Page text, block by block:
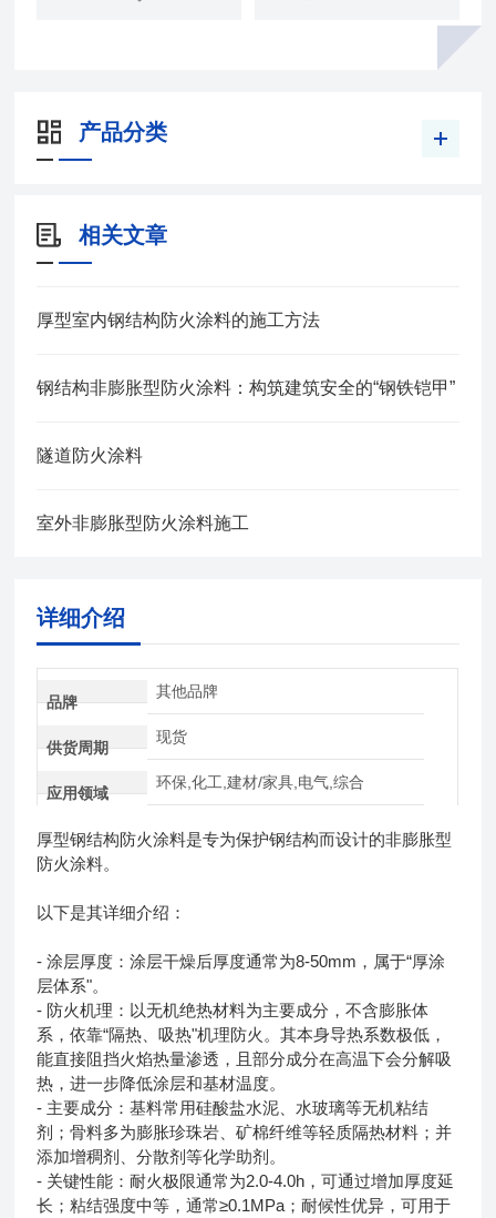
产品分类
相关文章
厚型室内钢结构防火涂料的施工方法
钢结构非膨胀型防火涂料：构筑建筑安全的“钢铁铠甲”
隧道防火涂料
室外非膨胀型防火涂料施工
详细介绍
品牌
其他品牌
供货周期
现货
应用领域
环保,化工,建材/家具,电气,综合
厚型钢结构防火涂料是专为保护钢结构而设计的非膨胀型
防火涂料。
以下是其详细介绍：
- 涂层厚度：涂层干燥后厚度通常为8-50mm，属于“厚涂
层体系"。
- 防火机理：以无机绝热材料为主要成分，不含膨胀体
系，依靠“隔热、吸热"机理防火。其本身导热系数极低，
能直接阻挡火焰热量渗透，且部分成分在高温下会分解吸
热，进一步降低涂层和基材温度。
- 主要成分：基料常用硅酸盐水泥、水玻璃等无机粘结
剂；骨料多为膨胀珍珠岩、矿棉纤维等轻质隔热材料；并
添加增稠剂、分散剂等化学助剂。
- 关键性能：耐火极限通常为2.0-4.0h，可通过增加厚度延
长；粘结强度中等，通常≥0.1MPa；耐候性优异，可用于